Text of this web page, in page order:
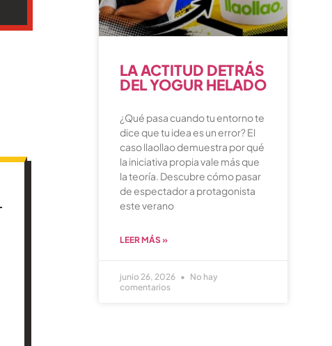
LA ACTITUD DETRÁS
DEL YOGUR HELADO
¿Qué pasa cuando tu entorno te
dice que tu idea es un error? El
caso llaollao demuestra por qué
la iniciativa propia vale más que
la teoría. Descubre cómo pasar
de espectador a protagonista
este verano
LEER MÁS »
junio 26, 2026
No hay
comentarios